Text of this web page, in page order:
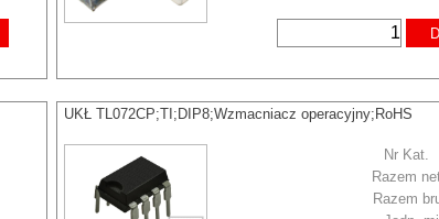
UKŁ TL072CP;TI;DIP8;Wzmacniacz operacyjny;RoHS
Nr Kat.
Razem
Razem